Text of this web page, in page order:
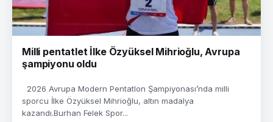
Milli pentatlet İlke Özyüksel Mihrioğlu, Avrupa
şampiyonu oldu
2026 Avrupa Modern Pentatlon Şampiyonası’nda milli
sporcu İlke Özyüksel Mihrioğlu, altın madalya
kazandı.Burhan Felek Spor...